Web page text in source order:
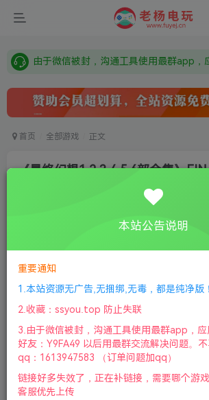
首页 全部游戏 正文
《最终幻想1.2.3.4.5.6部合集》
①下载安装教程 ②下载安装视频
版本介绍：v20250305|容量4GB|官方简
标.手柄|2025年03月20号更新
游戏视频预览：点击查看
游戏介绍：
本站公告说明
重要通知
1.本站资源无广告,无捆绑,无毒，都是纯净版！
2.收藏：ssyou.top 防止失联
3.由于微信被封，沟通工具使用最群app，
好友：Y9FA49 以后用最群交流解决问题。
qq：1613947583 （订单问题加qq）
链接好多失效了，正在补链接，需要哪个游
客服优先上传